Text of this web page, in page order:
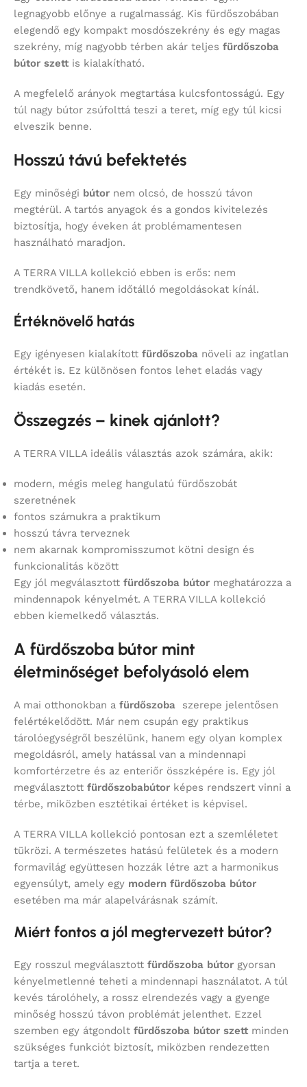
legnagyobb előnye a rugalmasság. Kis fürdőszobában
elegendő egy kompakt mosdószekrény és egy magas
szekrény, míg nagyobb térben akár teljes fürdőszoba
bútor szett is kialakítható.
A megfelelő arányok megtartása kulcsfontosságú. Egy
túl nagy bútor zsúfolttá teszi a teret, míg egy túl kicsi
elveszik benne.
Hosszú távú befektetés
Egy minőségi bútor nem olcsó, de hosszú távon
megtérül. A tartós anyagok és a gondos kivitelezés
biztosítja, hogy éveken át problémamentesen
használható maradjon.
A TERRA VILLA kollekció ebben is erős: nem
trendkövető, hanem időtálló megoldásokat kínál.
Értéknövelő hatás
Egy igényesen kialakított fürdőszoba növeli az ingatlan
értékét is. Ez különösen fontos lehet eladás vagy
kiadás esetén.
Összegzés – kinek ajánlott?
A TERRA VILLA ideális választás azok számára, akik:
modern, mégis meleg hangulatú fürdőszobát
szeretnének
fontos számukra a praktikum
hosszú távra terveznek
nem akarnak kompromisszumot kötni design és
funkcionalitás között
Egy jól megválasztott fürdőszoba bútor meghatározza a
mindennapok kényelmét. A TERRA VILLA kollekció
ebben kiemelkedő választás.
A fürdőszoba bútor mint
életminőséget befolyásoló elem
A mai otthonokban a fürdőszoba
szerepe jelentősen
felértékelődött. Már nem csupán egy praktikus
tárolóegységről beszélünk, hanem egy olyan komplex
megoldásról, amely hatással van a mindennapi
komfortérzetre és az enteriőr összképére is. Egy jól
megválasztott fürdőszobabútor képes rendszert vinni a
térbe, miközben esztétikai értéket is képvisel.
A TERRA VILLA kollekció pontosan ezt a szemléletet
tükrözi. A természetes hatású felületek és a modern
formavilág együttesen hozzák létre azt a harmonikus
egyensúlyt, amely egy modern fürdőszoba bútor
esetében ma már alapelvárásnak számít.
Miért fontos a jól megtervezett bútor?
Egy rosszul megválasztott fürdőszoba bútor gyorsan
kényelmetlenné teheti a mindennapi használatot. A túl
kevés tárolóhely, a rossz elrendezés vagy a gyenge
minőség hosszú távon problémát jelenthet. Ezzel
szemben egy átgondolt fürdőszoba bútor szett minden
szükséges funkciót biztosít, miközben rendezetten
tartja a teret.